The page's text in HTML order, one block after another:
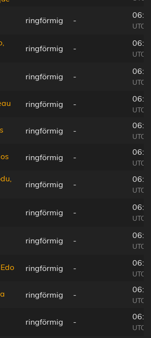
ringförmig -
ringförmig -
ringförmig -
ringförmig -
ringförmig -
ringförmig -
ringförmig -
ringförmig -
ringförmig -
ringförmig -
ringförmig -
ringförmig -